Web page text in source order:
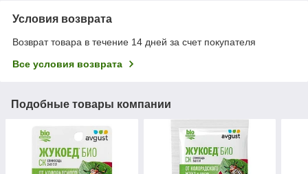
Условия возврата
Возврат товара в течение 14 дней за счет покупателя
Все условия возврата
Подобные товары компании